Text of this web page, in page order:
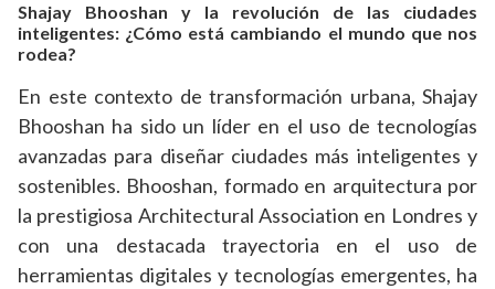
Shajay Bhooshan y la revolución de las ciudades
inteligentes: ¿Cómo está cambiando el mundo que nos
rodea?
En este contexto de transformación urbana, Shajay
Bhooshan ha sido un líder en el uso de tecnologías
avanzadas para diseñar ciudades más inteligentes y
sostenibles. Bhooshan, formado en arquitectura por
la prestigiosa Architectural Association en Londres y
con una destacada trayectoria en el uso de
herramientas digitales y tecnologías emergentes, ha